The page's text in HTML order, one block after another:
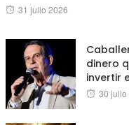
Posted
31 julio 2026
dinero
invertir
Posted
30 julio